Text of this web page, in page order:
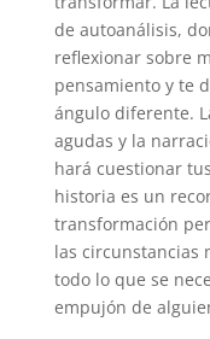
de autoanálisis,
reflexionar sobre
pensamiento y te
ángulo diferente.
agudas y la
hará cuestionar
historia es un
transformación
las circunstancias
todo lo que se
empujón de